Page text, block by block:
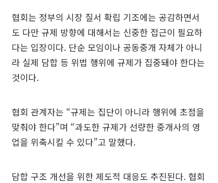
협회는 정부의 시장 질서 확립 기조에는 공감하면서
도 다만 규제 방향에 대해서는 신중한 접근이 필요하
다는 입장이다. 단순 모임이나 공동중개 자체가 아니
라 실제 담합 등 위법 행위에 규제가 집중돼야 한다는
것이다.
협회 관계자는 “규제는 집단이 아니라 행위에 초점을
맞춰야 한다”며 “과도한 규제가 선량한 중개사의 영
업을 위축시킬 수 있다”고 말했다.
담합 구조 개선을 위한 제도적 대응도 추진된다. 협회